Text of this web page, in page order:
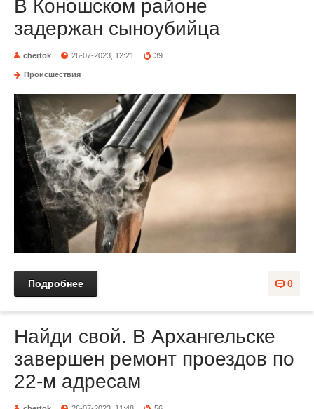
В Коношском районе
задержан сыноубийца
chertok 26-07-2023, 12:21 39
Происшествия
0
Подробнее
Найди свой. В Архангельске
завершен ремонт проездов по
22-м адресам